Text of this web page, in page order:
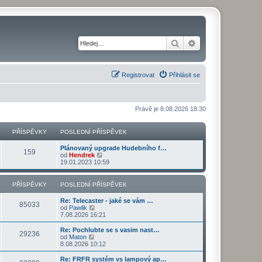
Hledat
Přihlásit se
Registrovat
Právě je 8.08.2026 18:30
PŘÍSPĚVKY POSLEDNÍ PŘÍSPĚVEK
159
Plánovaný upgrade Hudebního f…
od Hendrek
o
b
r
a
o
s
l
d
n
í
19.01.2023 10:59
PŘÍSPĚVKY POSLEDNÍ PŘÍSPĚVEK
85033
Re: Telecaster - jaké se vám …
od Pawlik
o
b
r
z
7.08.2026 16:21
29236
Re: Pochlubte se s vasim nast…
od Maton
o
b
r
8.08.2026 10:12
Re: FRFR systém vs lampový ap…